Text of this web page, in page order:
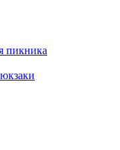
пикника